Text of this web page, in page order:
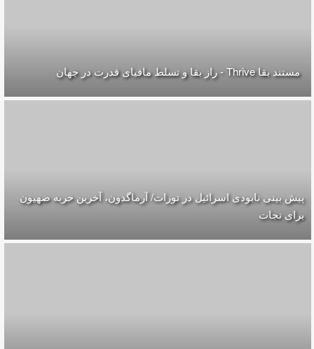
مستند بقا Thrive - راز بقا و تسلط مافیای قدرت در جهان
پیش بینی نابودی اسرائیل در تورات/ آرماگدون، آخرین حربه صهیون
برای نجات